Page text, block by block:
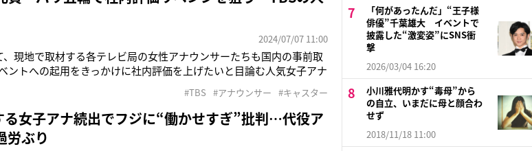
2024/07/07 11:00
現地で取材する各テレビ局の女性アナウンサーたちも国内の事前取
ントへの起用をきっかけに社内評価を上げたいと目論む人気女子アナ
、住田紗里アナ（29）、桝田沙也香アナ（31）、フジテレビ・佐久
#TBS #アナウンサー #キャスター
る女子アナ続出でフジに“働かせすぎ”批判…代役ア
労ぶり
「何があったんだ」“王子様
俳優”千葉雄大 イベントで
披露した“激変姿”にSNS衝
撃
2026/03/04 16:20
小川雅代明かす“毒母”から
の自立、いまだに母と顔合わ
せず
2018/11/18 11:00